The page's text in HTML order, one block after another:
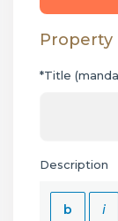
Property
*Title
Description